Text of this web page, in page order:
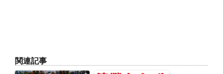
関連記事